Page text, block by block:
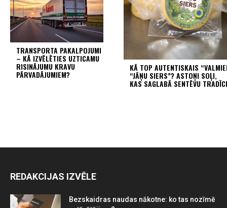
TRANSPORTA PAKALPOJUMI
– KĀ IZVĒLĒTIES UZTICAMU
RISINĀJUMU KRAVU
PĀRVADĀJUMIEM?
KĀ TOP AUTENTISKAIS
“JĀŅU SIERS”? ASTOŅI SOĻI,
KAS SAGLABĀ SENTĒVU
REDAKCIJAS IZVĒLE
Bezskaidras naudas nākotne: ko tas nozīmē